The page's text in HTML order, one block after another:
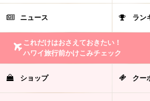
ニュース ラン
これだけはおさえておきたい！
ハワイ旅行前かけこみチェック
ショップ クー